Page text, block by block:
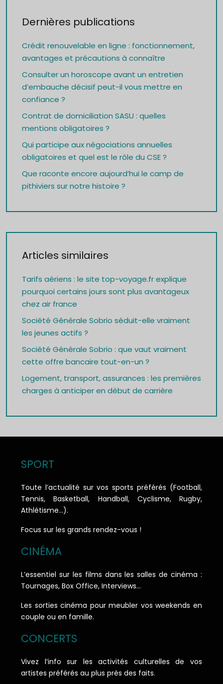
Dernières publications
Crédit renouvelable en ligne : fonctionnement,
avantages et précautions à connaître
Consulter un horoscope avant un entretien
d’embauche décisif peut-il vous mettre en
confiance ?
Contrat de domiciliation SASU : quelles
mentions obligatoires ?
Qui participe aux négociations annuelles
obligatoires et quel est le rôle du CSE ?
Que raconte encore aujourd’hui le camp de
pithiviers sur notre histoire ?
Articles similaires
Tarifs aériens : le site top-voyage.fr explique
pourquoi certains jours sont plus avantageux
chez air france
Société Générale Sobrio séduit-elle vraiment
les jeunes actifs ?
Société Générale Sobrio : que vaut vraiment
cette offre bancaire tout-en-un ?
Logement, transport, assurances : les premières
charges à anticiper en début de carrière
SPORT
Toute l’actualité sur vos sports préférés (Football,
Tennis, Basketball, Handball, Cyclisme, Rugby,
Athlétisme…).
Focus sur les grands rendez-vous !
CINÉMA
L’essentiel sur les films dans les salles de cinéma :
Tournages, Box Office, Interviews…
Les sorties cinéma pour meubler vos weekends en
couple ou en famille.
CONCERTS
Vivez l’info sur les activités culturelles de vos
artistes préférés au plus près des faits.